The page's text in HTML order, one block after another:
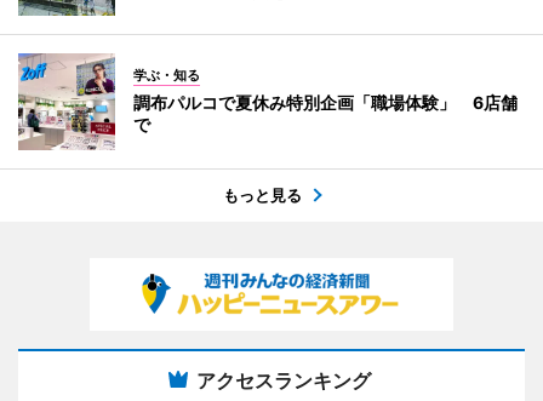
学ぶ・知る
調布パルコで夏休み特別企画「職場体験」 6店舗
で
もっと見る
アクセスランキング